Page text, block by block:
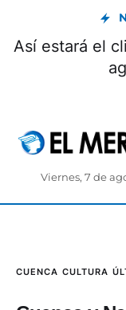
Un hombre
Viernes, 7 de
CUENCA CULTURA